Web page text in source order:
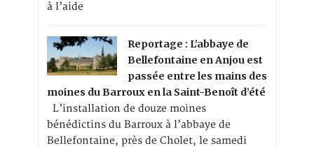
à l’aide
Reportage : L’abbaye de
Bellefontaine en Anjou est
passée entre les mains des
moines du Barroux en la Saint-Benoît d’été
L’installation de douze moines
bénédictins du Barroux à l’abbaye de
Bellefontaine, près de Cholet, le samedi